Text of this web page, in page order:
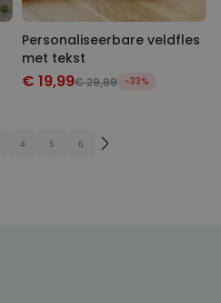
Personaliseerbare veldfles
met tekst
€ 19,99€ 29,99 -33%
4 5 6